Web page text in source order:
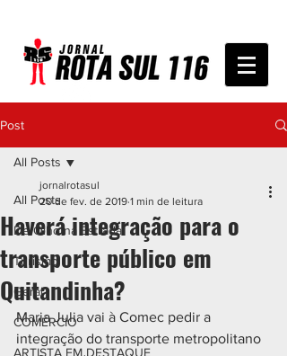
Post
All Posts
De Olho na Estrada
Turismo
Geral
COMÉRCIO
ARTISTA EM DESTAQUE
All Posts
Haverá integração para o
transporte público em
Quitandinha?
jornalrotasul
20 de fev. de 2019 1 min de leitura
Maria Julia vai à Comec pedir a
integração do transporte metropolitano